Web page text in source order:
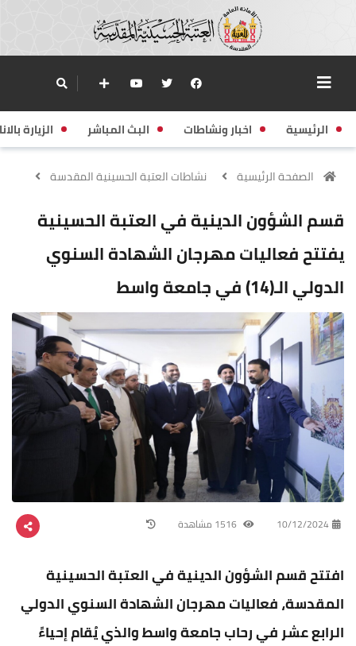
الرئيسية اخبار ونشاطات البث المباشر الزيارة
الصفحة الرئيسية نشاطات العتبة الحسينية المقدسة
قسم الشؤون الدينية في العتبة الحسينية
يفتتح فعاليات مهرجان الشهادة السنوي
الدولي الـ(14) في جامعة واسط
10/12/2024
افتتح قسم الشؤون الدينية في العتبة الحسينية
المقدسة، فعاليات مهرجان الشهادة السنوي الدولي
الرابع عشر في رحاب جامعة واسط والذي يُقام إحياءً